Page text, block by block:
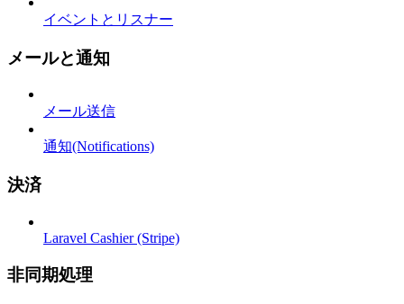
イベントとリスナー
メールと通知
メール送信
通知(Notifications)
決済
Laravel Cashier (Stripe)
非同期処理